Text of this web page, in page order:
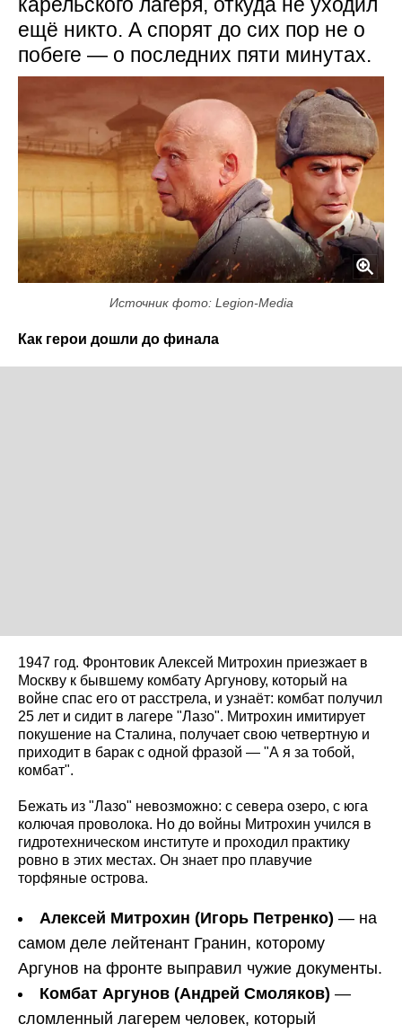
карельского лагеря, откуда не уходил
ещё никто. А спорят до сих пор не о
побеге — о последних пяти минутах.
Источник фото: Legion-Media
Как герои дошли до финала
1947 год. Фронтовик Алексей Митрохин приезжает в
Москву к бывшему комбату Аргунову, который на
войне спас его от расстрела, и узнаёт: комбат получил
25 лет и сидит в лагере "Лазо". Митрохин имитирует
покушение на Сталина, получает свою четвертную и
приходит в барак с одной фразой — "А я за тобой,
комбат".
Бежать из "Лазо" невозможно: с севера озеро, с юга
колючая проволока. Но до войны Митрохин учился в
гидротехническом институте и проходил практику
ровно в этих местах. Он знает про плавучие
торфяные острова.
Алексей Митрохин (Игорь Петренко) — на
самом деле лейтенант Гранин, которому
Аргунов на фронте выправил чужие документы.
Комбат Аргунов (Андрей Смоляков) —
сломленный лагерем человек, который